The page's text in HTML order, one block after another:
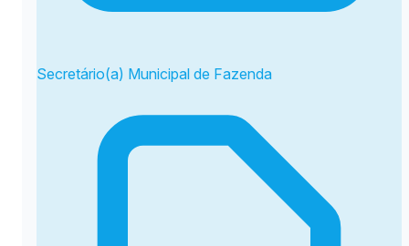
Secretário(a) Municipal de Fazenda